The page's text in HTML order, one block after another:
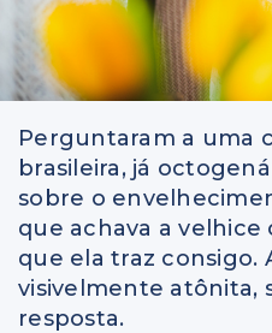
Perguntaram a uma
brasileira, já
sobre o
que achava a
que ela traz consigo.
visivelmente atônita,
resposta.